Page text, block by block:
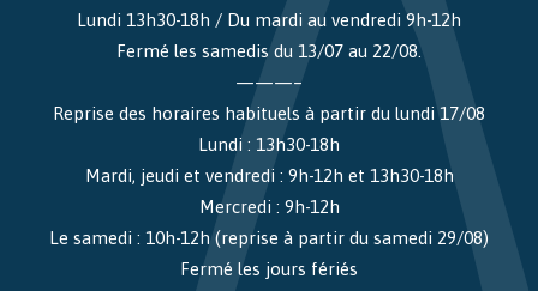
Lundi 13h30-18h / Du mardi au vendredi 9h-12h
Fermé les samedis du 13/07 au 22/08.
———–
Reprise des horaires habituels à partir du lundi 17/08
Lundi : 13h30-18h
Mardi, jeudi et vendredi : 9h-12h et 13h30-18h
Mercredi : 9h-12h
Le samedi : 10h-12h (reprise à partir du samedi 29/08)
Fermé les jours fériés